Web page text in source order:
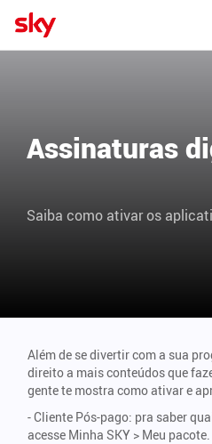
Assinaturas
Saiba como ativar os
Além de se divertir com a sua
direito a mais conteúdos que
gente te mostra como ativar e
- Cliente Pós-pago: pra saber
acesse Minha SKY > Meu pacote.